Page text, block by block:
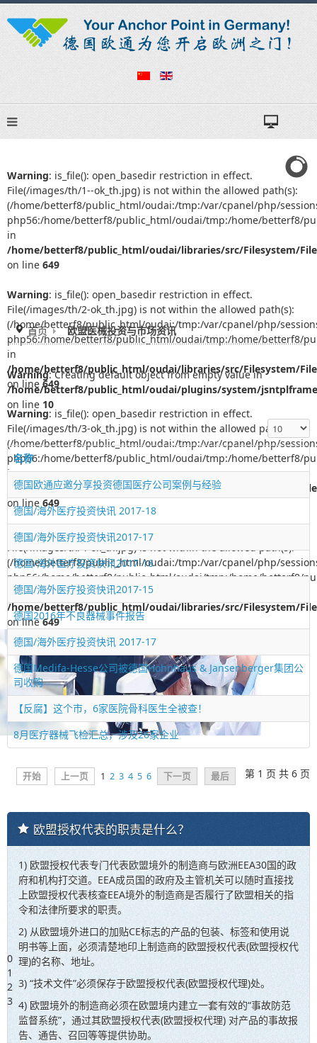
Warning: is_file(): open_basedir restriction in effect.
File(/images/th/1--ok_th.jpg) is not within the allowed path(s):
(/home/betterf8/public_html/oudai:/tmp:/var/cpanel/php/
php56:/home/betterf8/public_html/oudai/tmp:/home/betterf8/
in
/home/betterf8/public_html/oudai/libraries/src/Filesystem/
on line 649
Warning: is_file(): open_basedir restriction in effect.
File(/images/th/2-ok_th.jpg) is not within the allowed path(s):
(/home/betterf8/public_html/oudai:/tmp:/var/cpanel/php/
php56:/home/betterf8/public_html/oudai/tmp:/home/betterf8/
in
/home/betterf8/public_html/oudai/libraries/src/Filesystem/
on line649
Warning: is_file(): open_basedir restriction in effect.
File(/images/th/3-ok_th.jpg) is not within the allowed path(s):
(/home/betterf8/public_html/oudai:/tmp:/var/cpanel/php/
php56:/home/betterf8/public_html/oudai/tmp:/home/betterf8/
in
/home/betterf8/public_html/oudai/libraries/src/Filesystem/
on line649
Warning: is_file(): open_basedir restriction in effect.
File(/images/th/4-ok_th.jpg) is not within the allowed path(s):
(/home/betterf8/public_html/oudai:/tmp:/var/cpanel/php/
php56:/home/betterf8/public_html/oudai/tmp:/home/betterf8/
in
/home/betterf8/public_html/oudai/libraries/src/Filesystem/
on line649
专业
欧盟授权代表服务
0
1
2
3
首页 欧盟医械投资与市场资讯
Warning: Creating default object from empty value in
/home/betterf8/public_html/oudai/plugins/system/
on line 10
每页显示条
名称
德国欧通应邀分享投资德国医疗公司案例与经验
德国/海外医疗投资快讯 2017-18
德国/海外医疗投资快讯2017-17
德国/海外医疗投资快讯2017-16
德国/海外医疗投资快讯2017-15
德国2016年不良器械事件报告
德国/海外医疗投资快讯 2017-17
德国Medifa-Hesse公司被德国Hohnhaus & Jansenberger集团公
司收购
【反腐】这个市，6家医院骨科医生全被查！
8月医疗器械飞检汇总，涉及26家企业
第 1 页 共 6 页
开始 上一页 1 2 3 4 5 6 下一页 最后
欧盟授权代表的职责是什么？
1) 欧盟授权代表专门代表欧盟境外的制造商与欧洲EEA30国的政
府和机构打交道。EEA成员国的政府及主管机关可以随时直接找
上欧盟授权代表核查EEA境外的制造商是否履行了欧盟相关的指
令和法律所要求的职责。
2) 从欧盟境外进口的加贴CE标志的产品的包装、标签和使用说
明书等上面，必须清楚地印上制造商的欧盟授权代表(欧盟授权代
理)的名称、地址。
3) “技术文件”必须保存于欧盟授权代表(欧盟授权代理)处。
4) 欧盟境外的制造商必须在欧盟境内建立一套有效的“事故防范
监督系统”，通过其欧盟授权代表(欧盟授权代理) 对产品的事故报
告、通告、召回等等提供协助。